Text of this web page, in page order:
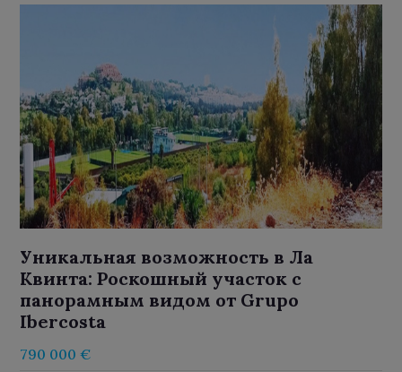
Уникальная возможность в Ла
Квинта: Роскошный участок с
панорамным видом от Grupo
Ibercosta
790 000 €